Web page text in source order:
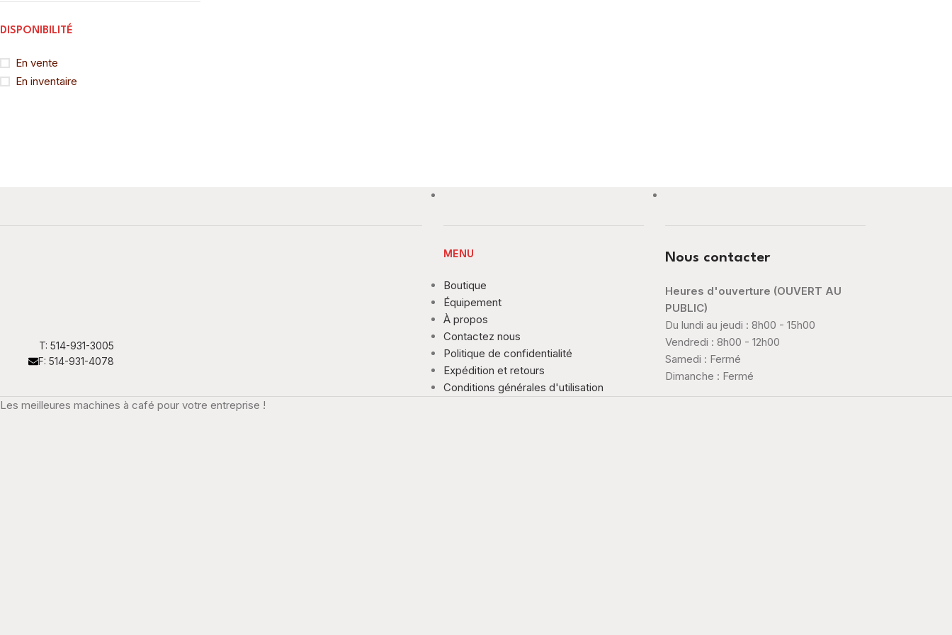
DISPONIBILITÉ
En vente
En inventaire
T: 514-931-3005
F: 514-931-4078
MENU
Boutique
Équipement
À propos
Contactez nous
Politique de confidentialité
Expédition et retours
Conditions générales d'utilisation
Nous contacter
Heures d'ouverture (OUVERT AU
PUBLIC)
Du lundi au jeudi : 8h00 - 15h00
Vendredi : 8h00 - 12h00
Samedi : Fermé
Dimanche : Fermé
Les meilleures machines à café pour votre entreprise !